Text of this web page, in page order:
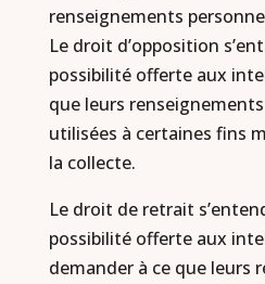
renseignements
Le droit d’opposition
possibilité offerte aux
que leurs
utilisées à certaines fins
la collecte.
Le droit de retrait
possibilité offerte aux
demander à ce que leurs